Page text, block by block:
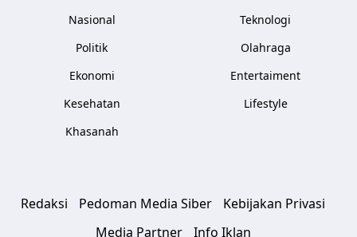
Nasional
Politik
Ekonomi
Kesehatan
Khasanah
Teknologi
Olahraga
Entertaiment
Lifestyle
Redaksi Pedoman Media Siber
Kebijakan Privasi
Media Partner
Info Iklan